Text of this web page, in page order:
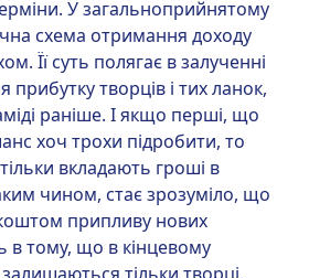
У загальноприйнятому
схема отримання доходу
Її суть полягає в залученні
прибутку творців і тих ланок,
раніше. І якщо перші, що
хоч трохи підробити, то
вкладають гроші в
чином, стає зрозуміло, що
припливу нових
в тому, що в кінцевому